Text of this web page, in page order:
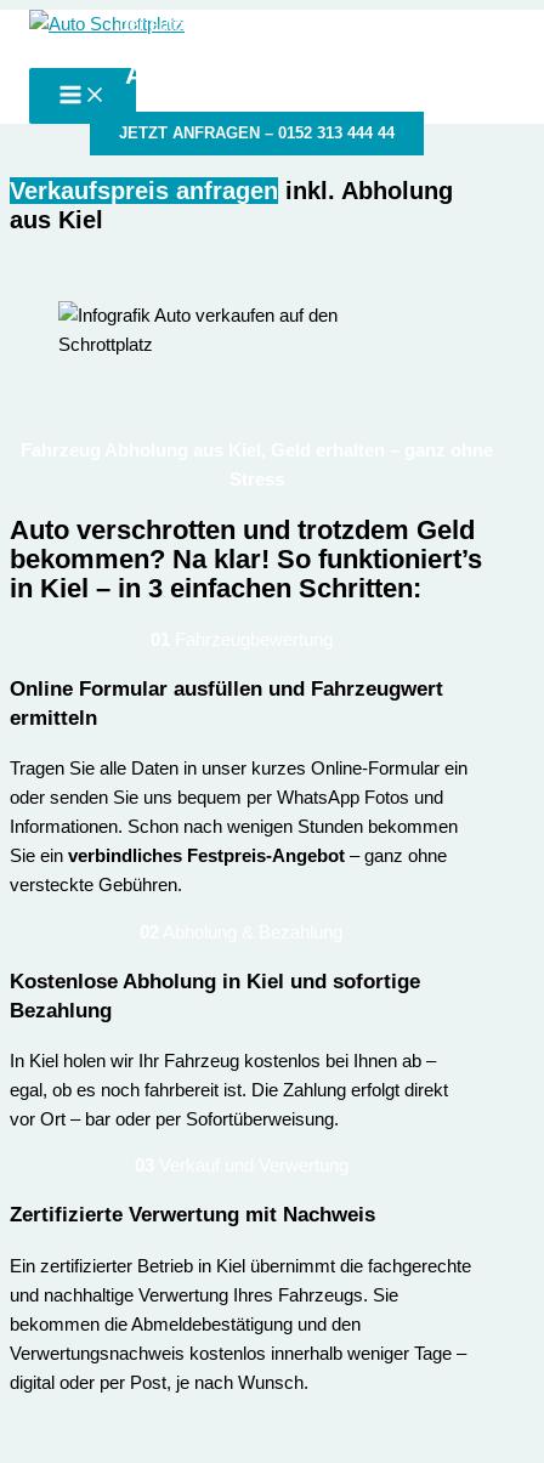
Zum
springen
der autoschrottplatz in deiner Nähe
Autoschrottplatz Kiel
JETZT ANFRAGEN – 0152 313 444 44
Verkaufspreis anfragen inkl. Abholung
aus Kiel
Auto verschrotten und trotzdem Geld
bekommen? Na klar! So funktioniert’s
in Kiel – in 3 einfachen Schritten:
Online Formular ausfüllen und Fahrzeugwert
ermitteln
Tragen Sie alle Daten in unser kurzes Online-Formular ein
oder senden Sie uns bequem per WhatsApp Fotos und
Informationen. Schon nach wenigen Stunden bekommen
Sie ein verbindliches Festpreis-Angebot – ganz ohne
versteckte Gebühren.
Kostenlose Abholung in Kiel und sofortige
Bezahlung
In Kiel holen wir Ihr Fahrzeug kostenlos bei Ihnen ab –
egal, ob es noch fahrbereit ist. Die Zahlung erfolgt direkt
vor Ort – bar oder per Sofortüberweisung.
Zertifizierte Verwertung mit Nachweis
Ein zertifizierter Betrieb in Kiel übernimmt die fachgerechte
und nachhaltige Verwertung Ihres Fahrzeugs. Sie
bekommen die Abmeldebestätigung und den
Verwertungsnachweis kostenlos innerhalb weniger Tage –
digital oder per Post, je nach Wunsch.